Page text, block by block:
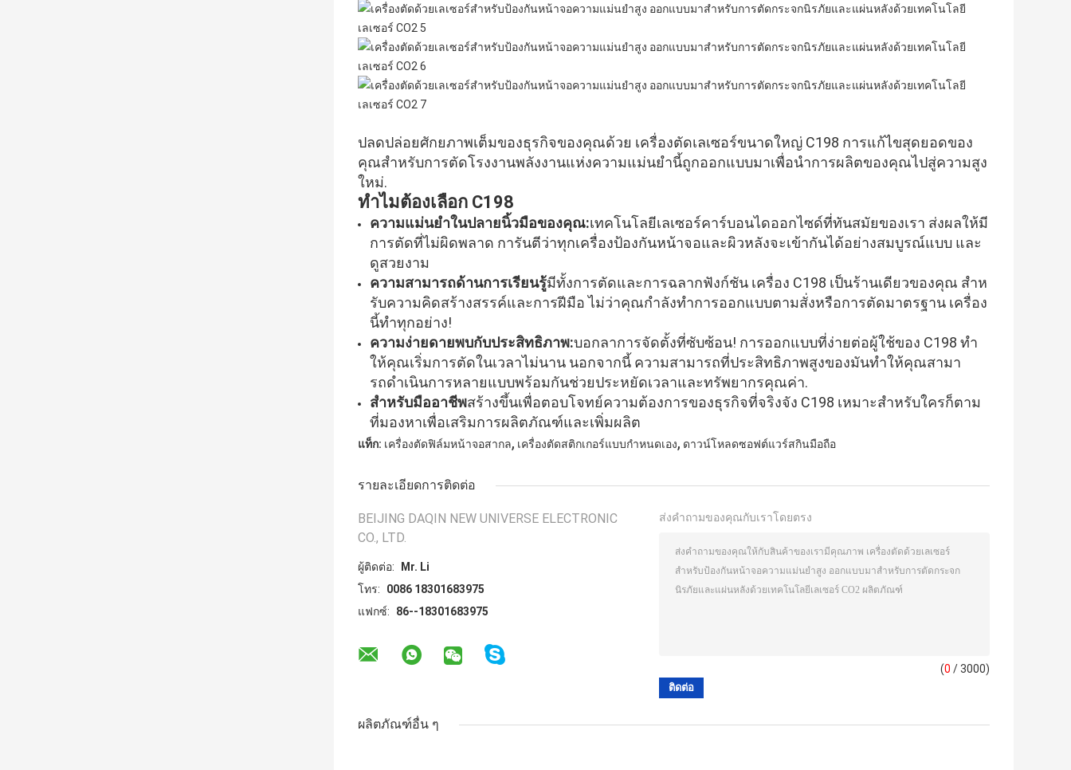
ปลดปล่อยศักยภาพเต็มของธุรกิจของคุณด้วย เครื่องตัดเลเซอร์ขนาดใหญ่ C198 การแก้ไขสุดยอดของ
คุณสําหรับการตัดโรงงานพลังงานแห่งความแม่นยํานี้ถูกออกแบบมาเพื่อนําการผลิตของคุณไปสู่ความสูง
ใหม่.
ทําไมต้องเลือก C198
ความแม่นยําในปลายนิ้วมือของคุณ:เทคโนโลยีเลเซอร์คาร์บอนไดออกไซด์ที่ทันสมัยของเรา ส่งผลให้มี
การตัดที่ไม่ผิดพลาด การันตีว่าทุกเครื่องป้องกันหน้าจอและผิวหลังจะเข้ากันได้อย่างสมบูรณ์แบบ และ
ดูสวยงาม
ความสามารถด้านการเรียนรู้มีทั้งการตัดและการฉลากฟังก์ชัน เครื่อง C198 เป็นร้านเดียวของคุณ สําห
รับความคิดสร้างสรรค์และการฝีมือ ไม่ว่าคุณกําลังทําการออกแบบตามสั่งหรือการตัดมาตรฐาน เครื่อง
นี้ทําทุกอย่าง!
ความง่ายดายพบกับประสิทธิภาพ:บอกลาการจัดตั้งที่ซับซ้อน! การออกแบบที่ง่ายต่อผู้ใช้ของ C198 ทํา
ให้คุณเริ่มการตัดในเวลาไม่นาน นอกจากนี้ ความสามารถที่ประสิทธิภาพสูงของมันทําให้คุณสามา
รถดําเนินการหลายแบบพร้อมกันช่วยประหยัดเวลาและทรัพยากรคุณค่า.
สําหรับมืออาชีพสร้างขึ้นเพื่อตอบโจทย์ความต้องการของธุรกิจที่จริงจัง C198 เหมาะสําหรับใครก็ตาม
ที่มองหาเพื่อเสริมการผลิตภัณฑ์และเพิ่มผลิต
แท็ก: เครื่องตัดฟิล์มหน้าจอสากล, เครื่องตัดสติกเกอร์แบบกำหนดเอง, ดาวน์โหลดซอฟต์แวร์สกินมือถือ
รายละเอียดการติดต่อ
BEIJING DAQIN NEW UNIVERSE ELECTRONIC
CO., LTD.
ผู้ติดต่อ:
Mr. Li
โทร:
0086 18301683975
แฟกซ์:
86--18301683975
ส่งคำถามของคุณกับเราโดยตรง
(0 / 3000)
ผลิตภัณฑ์อื่น ๆ